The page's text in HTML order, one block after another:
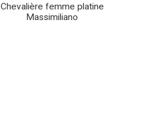
Chevalière femme platine
Massimiliano